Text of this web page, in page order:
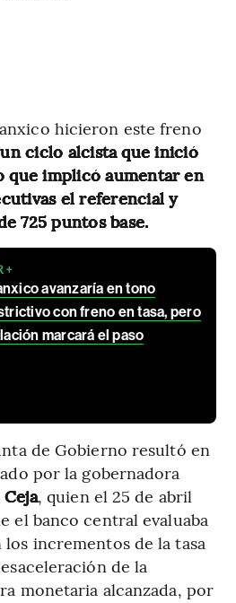
hicieron este freno
un ciclo alcista que inició
que implicó aumentar en
el referencial y
725 puntos base.
+
avanzaría en tono
con freno en tasa, pero
marcará el paso
de Gobierno resultó en
por la gobernadora
, quien el 25 de abril
el banco central evaluaba
los incrementos de la tasa
de la
monetaria alcanzada, por